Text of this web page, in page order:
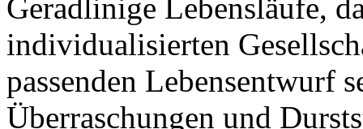
Geradlinige Lebensläufe,
individualisierten
passenden Lebensentwurf
Überraschungen und